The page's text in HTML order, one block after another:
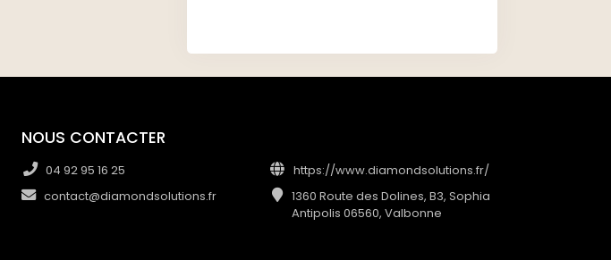
NOUS CONTACTER
04 92 95 16 25
contact@diamondsolutions.fr
https://www.diamondsolutions.fr/
1360 Route des Dolines, B3, Sophia
Antipolis 06560, Valbonne